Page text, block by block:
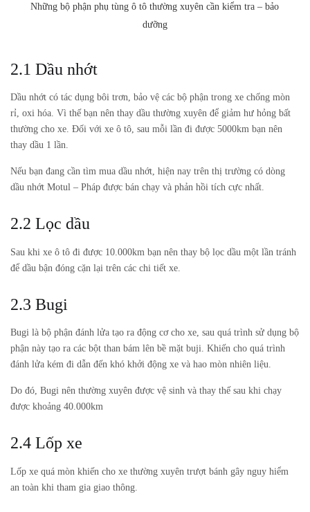
Những bộ phận phụ tùng ô tô thường xuyên cần kiểm tra – bảo
dưỡng
2.1 Dầu nhớt
Dầu nhớt có tác dụng bôi trơn, bảo vệ các bộ phận trong xe chống mòn
rỉ, oxi hóa. Vì thế bạn nên thay dầu thường xuyên để giảm hư hỏng bất
thường cho xe. Đối với xe ô tô, sau mỗi lần đi được 5000km bạn nên
thay dầu 1 lần.
Nếu bạn đang cần tìm mua dầu nhớt, hiện nay trên thị trường có dòng
dầu nhớt Motul – Pháp được bán chạy và phản hồi tích cực nhất.
2.2 Lọc dầu
Sau khi xe ô tô đi được 10.000km bạn nên thay bộ lọc dầu một lần tránh
để dầu bận đóng cặn lại trên các chi tiết xe.
2.3 Bugi
Bugi là bộ phận đánh lửa tạo ra động cơ cho xe, sau quá trình sử dụng bộ
phận này tạo ra các bột than bám lên bề mặt buji. Khiến cho quá trình
đánh lửa kém đi dẫn đến khó khởi động xe và hao mòn nhiên liệu.
Do đó, Bugi nên thường xuyên được vệ sinh và thay thế sau khi chạy
được khoảng 40.000km
2.4 Lốp xe
Lốp xe quá mòn khiến cho xe thường xuyên trượt bánh gây nguy hiểm
an toàn khi tham gia giao thông.